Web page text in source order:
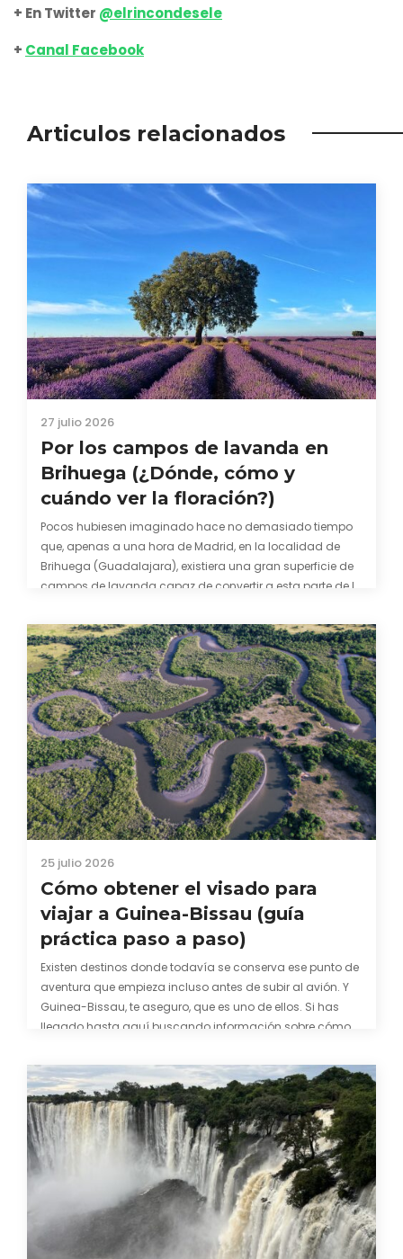
+ En Twitter @elrincondesele
+ Canal Facebook
Articulos relacionados
27 julio 2026
Por los campos de lavanda en
Brihuega (¿Dónde, cómo y
cuándo ver la floración?)
Pocos hubiesen imaginado hace no demasiado tiempo
que, apenas a una hora de Madrid, en la localidad de
Brihuega (Guadalajara), existiera una gran superficie de
campos de lavanda capaz de convertir a esta parte de la
color morado se…
25 julio 2026
Cómo obtener el visado para
viajar a Guinea-Bissau (guía
práctica paso a paso)
Existen destinos donde todavía se conserva ese punto de
aventura que empieza incluso antes de subir al avión. Y
Guinea-Bissau, te aseguro, que es uno de ellos. Si has
llegado hasta aquí buscando información sobre cómo
probablemente ya te hayas encontrado con que…